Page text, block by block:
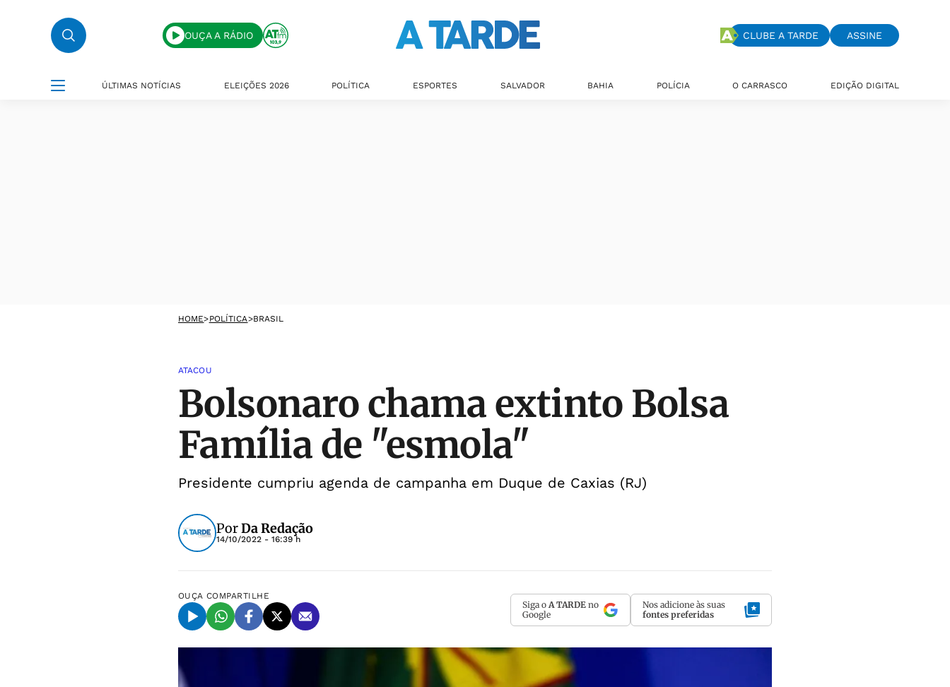
OUÇA A RÁDIO CLUBE A TARDE ASSINE
ÚLTIMAS NOTÍCIAS ELEIÇÕES 2026 POLÍTICA ESPORTES SALVADOR BAHIA POLÍCIA O CARRASCO EDIÇÃO DIGITAL
HOME>POLÍTICA>BRASIL
ATACOU
Bolsonaro chama extinto Bolsa
Família de "esmola"
Presidente cumpriu agenda de campanha em Duque de Caxias (RJ)
PorDa Redação
14/10/2022 - 16:39 h
OUÇA COMPARTILHE
Siga o A TARDE no
Google
Nos adicione às suas
fontes preferidas